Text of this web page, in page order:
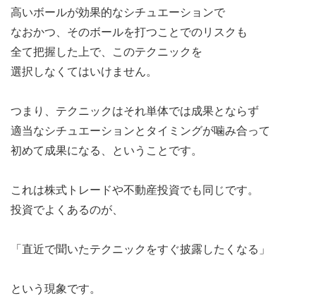
高いボールが効果的なシチュエーションで
なおかつ、そのボールを打つことでのリスクも
全て把握した上で、このテクニックを
選択しなくてはいけません。
つまり、テクニックはそれ単体では成果とならず
適当なシチュエーションとタイミングが噛み合って
初めて成果になる、ということです。
これは株式トレードや不動産投資でも同じです。
投資でよくあるのが、
「直近で聞いたテクニックをすぐ披露したくなる」
という現象です。